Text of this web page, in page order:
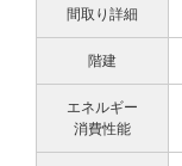
間取り詳細
階建
エネルギー
消費性能